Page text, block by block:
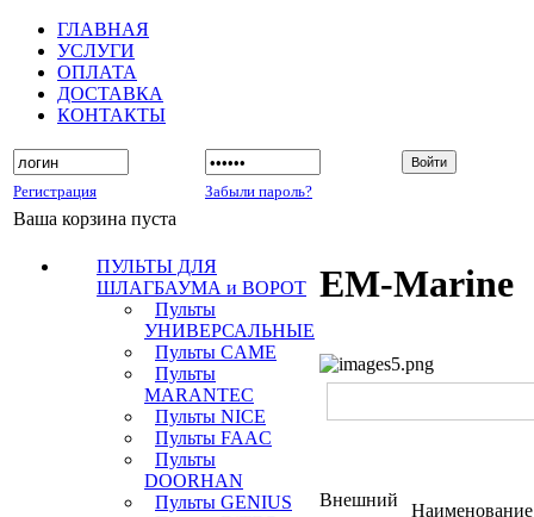
ГЛАВНАЯ
УСЛУГИ
ОПЛАТА
ДОСТАВКА
КОНТАКТЫ
Регистрация Забыли пароль?
Ваша корзина пуста
ПУЛЬТЫ ДЛЯ
ШЛАГБАУМА и ВОРОТ
Пульты
УНИВЕРСАЛЬНЫЕ
Пульты CAME
Пульты
MARANTEC
Пульты NICE
Пульты FAAC
Пульты
DOORHAN
Пульты GENIUS
EM-Marine
Внешний
Наименование